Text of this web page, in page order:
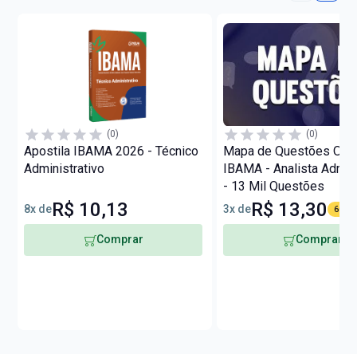
(0)
Apostila IBAMA 2026 - Técnico
Administrativo
8x deR$ 10,13
Comprar
(0)
Mapa de Questões
IBAMA - Analista
- 13 Mil Questões
3x deR$ 13,30 60%
Comprar